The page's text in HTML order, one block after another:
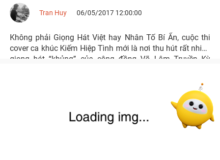
Tran Huy 06/05/2017 12:00:00
Không phải Giọng Hát Việt hay Nhân Tố Bí Ẩn, cuộc thi
cover ca khúc Kiếm Hiệp Tình mới là nơi thu hút rất nhiều
giọng hát “khủng” của cộng đồng Võ Lâm Truyền Kỳ